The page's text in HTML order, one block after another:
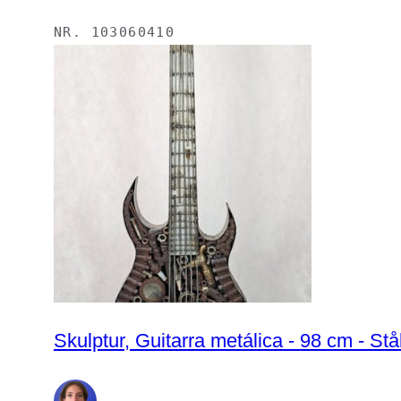
NR. 103060410
Skulptur, Guitarra metálica - 98 cm -